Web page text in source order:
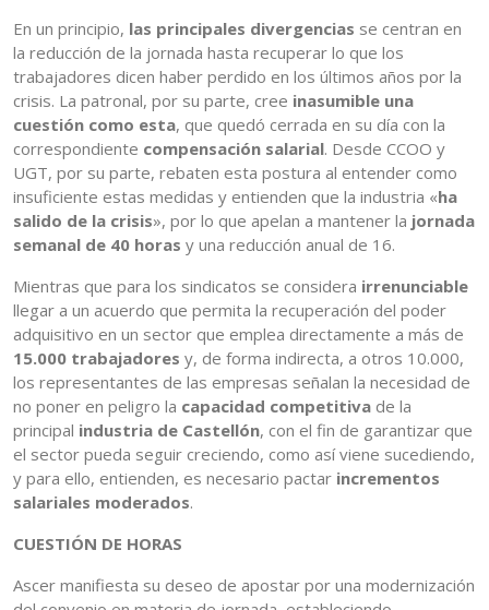
En un principio, las principales divergencias se centran en
la reducción de la jornada hasta recuperar lo que los
trabajadores dicen haber perdido en los últimos años por la
crisis. La patronal, por su parte, cree inasumible una
cuestión como esta, que quedó cerrada en su día con la
correspondiente compensación salarial. Desde CCOO y
UGT, por su parte, rebaten esta postura al entender como
insuficiente estas medidas y entienden que la industria «ha
salido de la crisis», por lo que apelan a mantener la jornada
semanal de 40 horas y una reducción anual de 16.
Mientras que para los sindicatos se considera irrenunciable
llegar a un acuerdo que permita la recuperación del poder
adquisitivo en un sector que emplea directamente a más de
15.000 trabajadores y, de forma indirecta, a otros 10.000,
los representantes de las empresas señalan la necesidad de
no poner en peligro la capacidad competitiva de la
principal industria de Castellón, con el fin de garantizar que
el sector pueda seguir creciendo, como así viene sucediendo,
y para ello, entienden, es necesario pactar incrementos
salariales moderados.
CUESTIÓN DE HORAS
Ascer manifiesta su deseo de apostar por una modernización